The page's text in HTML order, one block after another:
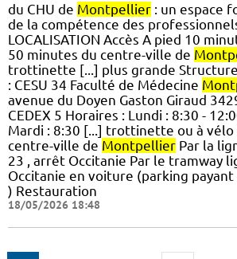
du CHU de Montpellier : un espace
de la compétence des
LOCALISATION Accès A pied 10
50 minutes du centre-ville de
trottinette [...] plus grande Structure
: CESU 34 Faculté de Médecine
avenue du Doyen Gaston Giraud
CEDEX 5 Horaires : Lundi : 8:30 -
Mardi : 8:30 [...] trottinette ou à vélo
centre-ville de Montpellier Par la
23 , arrêt Occitanie Par le tramway
Occitanie en voiture (parking payant
) Restauration
18/05/2026 18:48